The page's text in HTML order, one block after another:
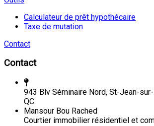
Calculateur de prêt hypothécaire
Taxe de mutation
Contact
Contact
943 Blv Séminaire Nord, St-Jean-
QC
Mansour Bou Rached
Courtier immobilier résidentiel et